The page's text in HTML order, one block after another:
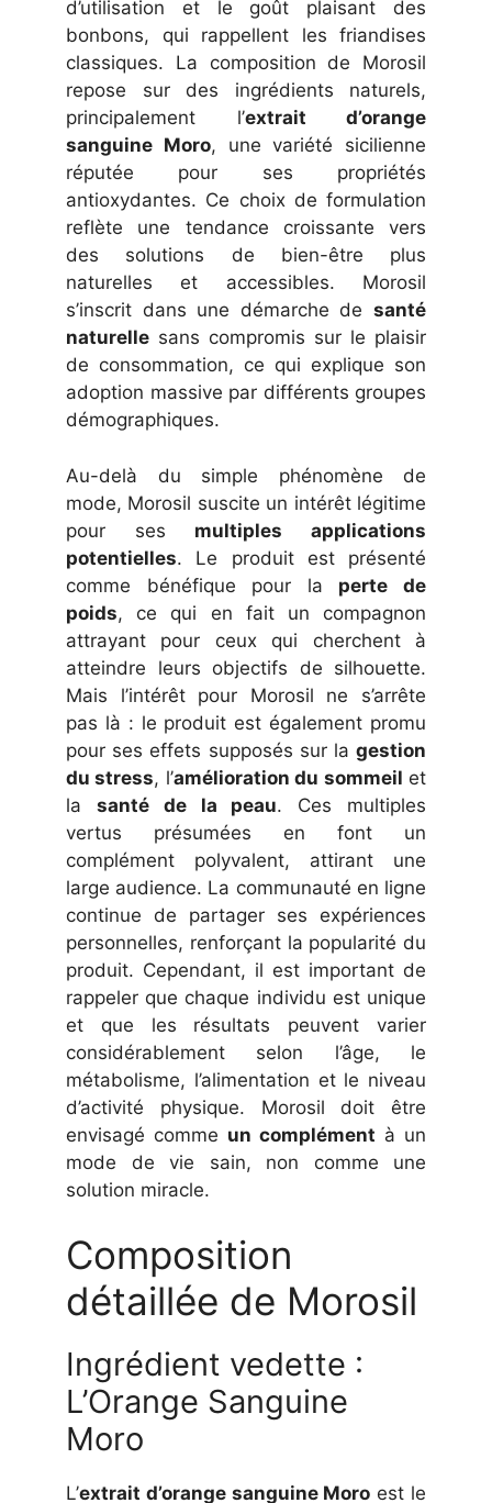
d’utilisation et le goût plaisant des
bonbons, qui rappellent les friandises
classiques. La composition de Morosil
repose sur des ingrédients naturels,
principalement l’extrait d’orange
sanguine Moro, une variété sicilienne
réputée pour ses propriétés
antioxydantes. Ce choix de formulation
reflète une tendance croissante vers
des solutions de bien-être plus
naturelles et accessibles. Morosil
s’inscrit dans une démarche de santé
naturelle sans compromis sur le plaisir
de consommation, ce qui explique son
adoption massive par différents groupes
démographiques.
Au-delà du simple phénomène de
mode, Morosil suscite un intérêt légitime
pour ses multiples applications
potentielles. Le produit est présenté
comme bénéfique pour la perte de
poids, ce qui en fait un compagnon
attrayant pour ceux qui cherchent à
atteindre leurs objectifs de silhouette.
Mais l’intérêt pour Morosil ne s’arrête
pas là : le produit est également promu
pour ses effets supposés sur la gestion
du stress, l’amélioration du sommeil et
la santé de la peau. Ces multiples
vertus présumées en font un
complément polyvalent, attirant une
large audience. La communauté en ligne
continue de partager ses expériences
personnelles, renforçant la popularité du
produit. Cependant, il est important de
rappeler que chaque individu est unique
et que les résultats peuvent varier
considérablement selon l’âge, le
métabolisme, l’alimentation et le niveau
d’activité physique. Morosil doit être
envisagé comme un complément à un
mode de vie sain, non comme une
solution miracle.
Composition
détaillée de Morosil
Ingrédient vedette :
L’Orange Sanguine
Moro
L’extrait d’orange sanguine Moro est le